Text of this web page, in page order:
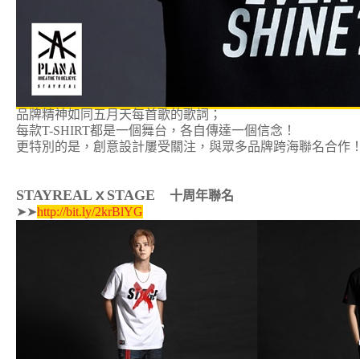
品牌精神如同五月天每首歌的歌詞；
每款T-SHIRT都是一個舞台，各自傳達一個信念！
更特別的是，創意設計屢受關注，與眾多品牌跨海聯名合作
STAYREALｘ STAGE
十周年聯名
➤➤http://bit.ly/2krBlYG